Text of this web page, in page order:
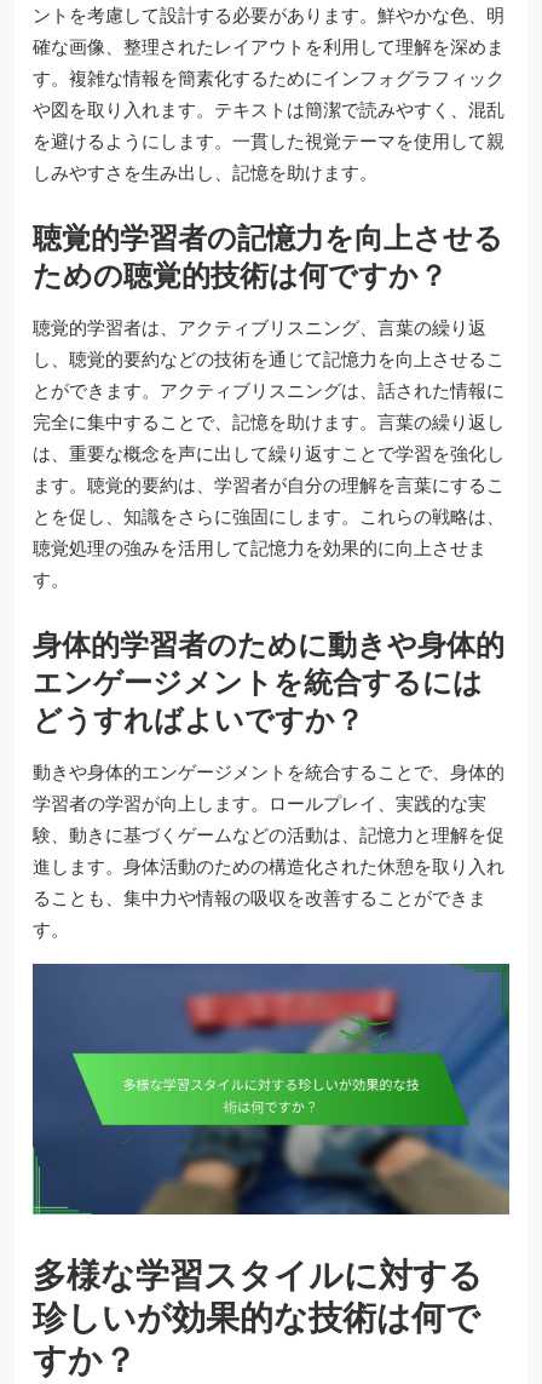
ントを考慮して設計する必要があります。鮮やかな色、明
確な画像、整理されたレイアウトを利用して理解を深めま
す。複雑な情報を簡素化するためにインフォグラフィック
や図を取り入れます。テキストは簡潔で読みやすく、混乱
を避けるようにします。一貫した視覚テーマを使用して親
しみやすさを生み出し、記憶を助けます。
聴覚的学習者の記憶力を向上させる
ための聴覚的技術は何ですか？
聴覚的学習者は、アクティブリスニング、言葉の繰り返
し、聴覚的要約などの技術を通じて記憶力を向上させるこ
とができます。アクティブリスニングは、話された情報に
完全に集中することで、記憶を助けます。言葉の繰り返し
は、重要な概念を声に出して繰り返すことで学習を強化し
ます。聴覚的要約は、学習者が自分の理解を言葉にするこ
とを促し、知識をさらに強固にします。これらの戦略は、
聴覚処理の強みを活用して記憶力を効果的に向上させま
す。
身体的学習者のために動きや身体的
エンゲージメントを統合するには
どうすればよいですか？
動きや身体的エンゲージメントを統合することで、身体的
学習者の学習が向上します。ロールプレイ、実践的な実
験、動きに基づくゲームなどの活動は、記憶力と理解を促
進します。身体活動のための構造化された休憩を取り入れ
ることも、集中力や情報の吸収を改善することができま
す。
多様な学習スタイルに対する
珍しいが効果的な技術は何で
すか？